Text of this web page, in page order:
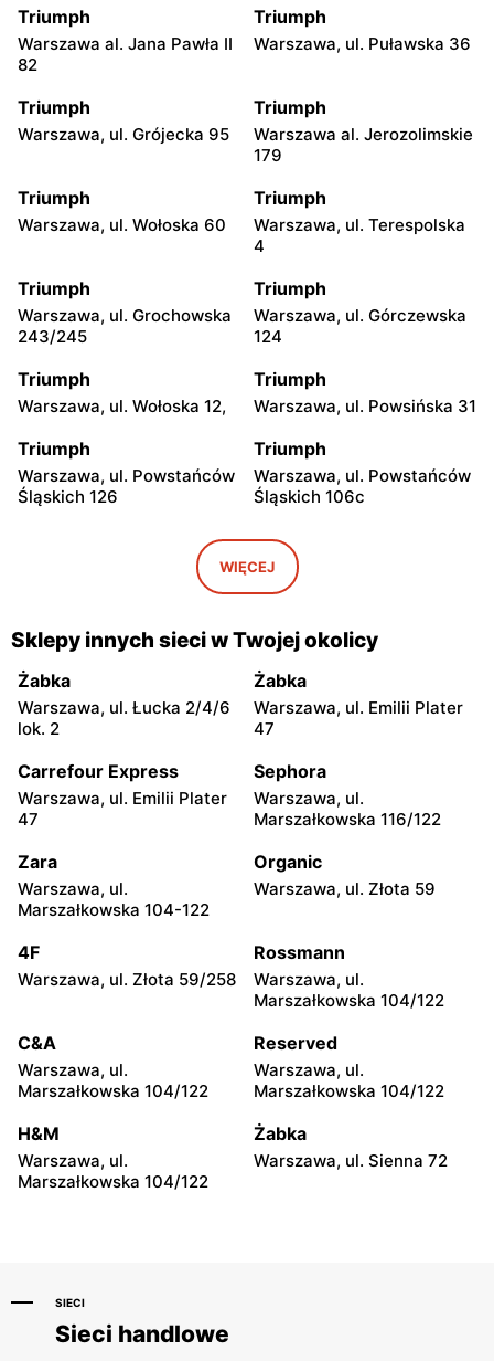
Triumph
Warszawa al. Jana Pawła II
82
Triumph
Warszawa, ul. Puławska 36
Triumph
Warszawa, ul. Grójecka 95
Triumph
Warszawa al. Jerozolimskie
179
Triumph
Warszawa, ul. Wołoska 60
Triumph
Warszawa, ul. Terespolska
4
Triumph
Warszawa, ul. Grochowska
243/245
Triumph
Warszawa, ul. Górczewska
124
Triumph
Warszawa, ul. Wołoska 12,
Triumph
Warszawa, ul. Powsińska 31
Triumph
Warszawa, ul. Powstańców
Śląskich 126
Triumph
Warszawa, ul. Powstańców
Śląskich 106c
Warszawa, ul. Wałbrzyska
Triumph
Warszawa, ul. Puławska
246
Triumph
Warszawa, ul. Grochowska
93
Triumph
Warszawa, ul. Annopol 2
Triumph
Czerwca 1976 Roku 6
Triumph
AK Kampinos 15
Triumph Triumph
Ciszewskiego 15
Triumph
17
Triumph
46
Triumph
Szpotańskiego 4
Triumph
Triumph
579
Triumph
Triumph Triumph
WIĘCEJ
Sklepy innych sieci w Twojej okolicy
Żabka
Warszawa, ul. Łucka 2/4/6
lok. 2
Żabka
Warszawa, ul. Emilii Plater
47
Carrefour Express
Warszawa, ul. Emilii Plater
47
Sephora
Warszawa, ul.
Marszałkowska 116/122
Zara
Warszawa, ul.
Marszałkowska 104-122
Organic
Warszawa, ul. Złota 59
4F
Warszawa, ul. Złota 59/258
Rossmann
Warszawa, ul.
Marszałkowska 104/122
C&A
Warszawa, ul.
Marszałkowska 104/122
Reserved
Warszawa, ul.
Marszałkowska 104/122
H&M
Warszawa, ul.
Marszałkowska 104/122
Żabka
Warszawa, ul. Sienna 72
SIECI
Sieci handlowe